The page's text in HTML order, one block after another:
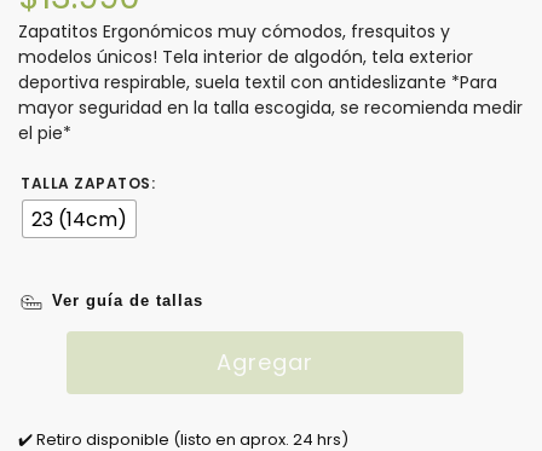
Zapatitos Ergonómicos muy cómodos, fresquitos y
modelos únicos! Tela interior de algodón, tela exterior
deportiva respirable, suela textil con antideslizante *Para
mayor seguridad en la talla escogida, se recomienda medir
el pie*
TALLA ZAPATOS:
23 (14cm)
Ver guía de tallas
Agregar
✔️ Retiro disponible (listo en aprox. 24 hrs)